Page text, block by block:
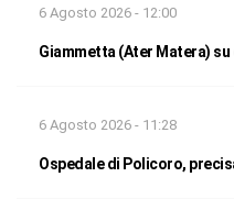
6 Agosto 2026 - 12:00
Giammetta (Ater Matera)
6 Agosto 2026 - 11:28
Ospedale di Policoro,